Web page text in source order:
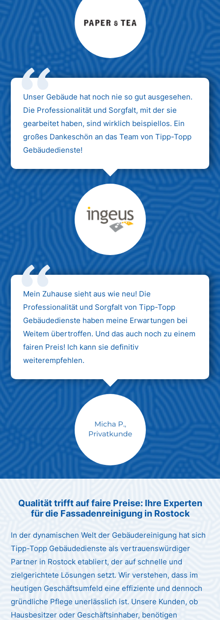
Max Mustermann
Unternehmen AG
Unser Gebäude hat noch nie so gut ausgesehen.
Die Professionalität und Sorgfalt, mit der sie
gearbeitet haben, sind wirklich beispiellos. Ein
großes Dankeschön an das Team von Tipp-Topp
Gebäudedienste!
Max Mustermann
Unternehmen AG
Mein Zuhause sieht aus wie neu! Die
Professionalität und Sorgfalt von Tipp-Topp
Gebäudedienste haben meine Erwartungen bei
Weitem übertroffen. Und das auch noch zu einem
fairen Preis! Ich kann sie definitiv
weiterempfehlen.
Max Mustermann
Qualität trifft auf faire Preise: Ihre Experten
für die Fassadenreinigung in Rostock
In der dynamischen Welt der Gebäudereinigung hat sich
Tipp-Topp Gebäudedienste als vertrauenswürdiger
Partner in Rostock etabliert, der auf schnelle und
zielgerichtete Lösungen setzt. Wir verstehen, dass im
heutigen Geschäftsumfeld eine effiziente und dennoch
gründliche Pflege unerlässlich ist. Unsere Kunden, ob
Hausbesitzer oder Geschäftsinhaber, benötigen